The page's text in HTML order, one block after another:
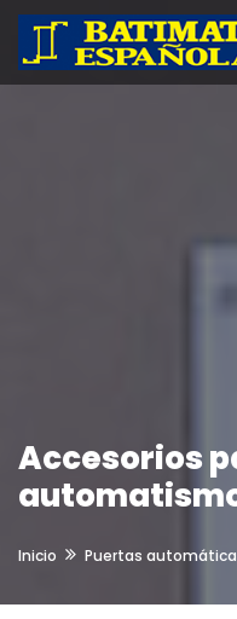
Accesorios
Inicio Puertas